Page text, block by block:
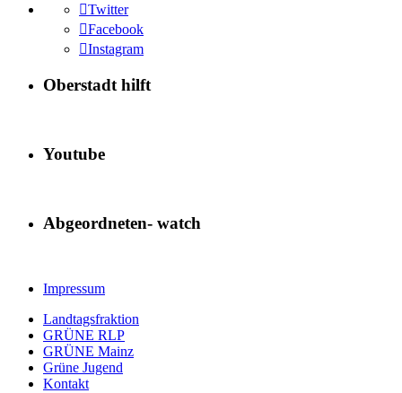
Twitter
Facebook
Instagram
Oberstadt hilft
Youtube
Abgeordneten- watch
Impressum
Landtagsfraktion
GRÜNE RLP
GRÜNE Mainz
Grüne Jugend
Kontakt